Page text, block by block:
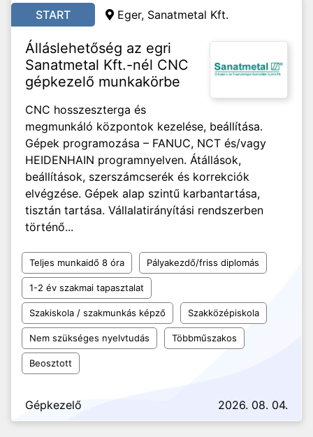
START Eger, Sanatmetal Kft.
Álláslehetőség az egri
Sanatmetal Kft.-nél CNC
gépkezelő munkakörbe
CNC hosszeszterga és
megmunkáló központok kezelése, beállítása.
Gépek programozása – FANUC, NCT és/vagy
HEIDENHAIN programnyelven. Átállások,
beállítások, szerszámcserék és korrekciók
elvégzése. Gépek alap szintű karbantartása,
tisztán tartása. Vállalatirányítási rendszerben
történő...
Teljes munkaidő 8 óra Pályakezdő/friss diplomás
1-2 év szakmai tapasztalat
Szakiskola / szakmunkás képző Szakközépiskola
Nem szükséges nyelvtudás Többműszakos
Beosztott
Gépkezelő 2026. 08. 04.